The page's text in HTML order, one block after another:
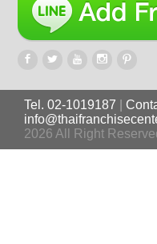
Tel. 02-1019187
2026 All Right